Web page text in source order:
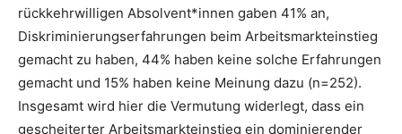
rückkehrwilligen Absolvent*innen gaben 41% an,
Diskriminierungserfahrungen beim Arbeitsmarkteinstieg
gemacht zu haben, 44% haben keine solche Erfahrungen
gemacht und 15% haben keine Meinung dazu (n=252).
Insgesamt wird hier die Vermutung widerlegt, dass ein
gescheiterter Arbeitsmarkteinstieg ein dominierender